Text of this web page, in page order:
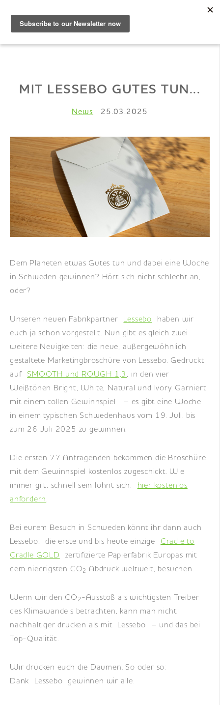
Papiere
Production
Wissen
DE|EN| FR
MIT LESSEBO GUTES TUN...
News 25.03.2025
Dem Planeten etwas Gutes tun und dabei eine Woche
in Schweden gewinnen? Hört sich nicht schlecht an,
oder?
Unseren neuen Fabrikpartner Lessebo haben wir
euch ja schon vorgestellt. Nun gibt es gleich zwei
weitere Neuigkeiten: die neue, außergewöhnlich
gestaltete Marketingbroschüre von Lessebo. Gedruckt
aufSMOOTH und ROUGH 1,3 , in den vier
Weißtönen Bright, White, Natural und Ivory. Garniert
mit einem tollen Gewinnspiel – es gibt eine Woche
in einem typischen Schwedenhaus vom 19. Juli. bis
zum 26 Juli 2025 zu gewinnen.
Die ersten 77 Anfragenden bekommen die Broschüre
mit dem Gewinnspiel kostenlos zugeschickt. Wie
immer gilt, schnell sein lohnt sich:
hier kostenlos
anfordern.
Bei eurem Besuch in Schweden könnt ihr dann auch
Lessebo, die erste und bis heute einzige Cradle to
Cradle GOLD
zertifizierte Papierfabrik Europas mit
dem niedrigsten CO2 Abdruck weltweit, besuchen.
Wenn wir den CO 2 -Ausstoß als wichtigsten Treiber
des Klimawandels betrachten, kann man nicht
nachhaltiger drucken als mit Lessebo – und das bei
Top-Qualität.
Wir drücken euch die Daumen. So oder so:
Dank Lessebo gewinnen wir alle.